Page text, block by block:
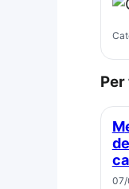
Meghan markle avrebbe raccontato